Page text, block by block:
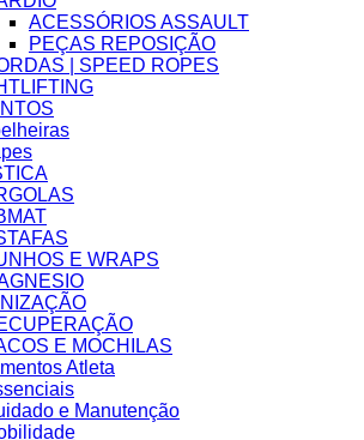
ACESSÓRIOS ASSAULT
PEÇAS REPOSIÇÃO
| SPEED ROPES
E WRAPS
E MOCHILAS
Atleta
e Manutenção